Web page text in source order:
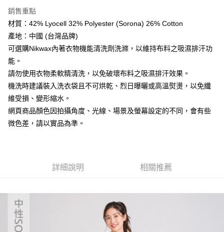
【關於「AFTEE先享後付」】
AFTEE先享後付是「在收到商品之後才付款」的支付方式。 讓您購物簡單
１．簡單：不需註冊會員、不需綁卡、不需儲值。
２．便利：只要手機號碼，簡訊認證，即可結帳。
３．安心：先確認商品／服務後，再付款。
【「AFTEE先享後付」結帳流程】
１．於結帳方式選擇「AFTEE先享後付」後，將跳轉至「AFTEE先享後付」
２．訂單成立數日內，您將收到繳費通知簡訊。
３．收到繳費通知簡訊後14天內，點擊此簡訊中的連結，可透過四大超商／
ATM／網路銀行／等多元方式進行付款，方視為交易完成。
※ 請注意：結帳手續完成當下不需立刻繳費，但若您需要取消訂單，請聯絡
是否繳費成功／繳費後需取消欲退款等相關疑問，請聯繫「AFTEE先享後付
客戶支援中心」 https://netprotections.freshdesk.com/support/home
１．透過由恩沛科技股份有限公司提供之「AFTEE先享後付」服務完成之交
易，需依本服務之必要範圍內提供個人資料，並將交易相關給付款項請求債
權轉讓予恩沛科技股份有限公司。
２．關於個人資料處理事宜，請瀏覽以下網址：
ATM付款
貨到付款
運送方式
全家取貨付款
每筆NT$60，滿NT$499(含以上)免運費
7-11取貨付款
每筆NT$60，滿NT$799(含以上)免運費
貨到付款
每筆NT$130，滿NT$3,000(含以上)免運費
銷售重點
材質：42% Lyocell 32% Polyester (Sorona) 26% Cotton
產地：中國 (台灣品牌)
可選購Nikwax內著衣物機能清洗劑洗滌，以維持布料之吸濕排汗功
能。
請勿使用衣物柔軟精清洗，以免破壞布料之吸濕排汗效果。
機洗時建議裝入洗衣袋且不可烘乾、烈日曝曬或高溫熨燙，以免纖
維受損、變形縮水。
網頁商品顏色因拍攝角度、光線、場景及螢幕設定的不同，會有些
微色差，請以實品為準。
詳細說明 相關推薦